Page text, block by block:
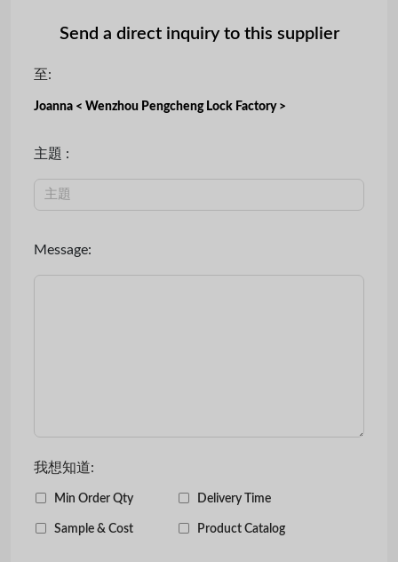
Send a direct inquiry to this supplier
至:
Joanna < Wenzhou Pengcheng Lock Factory >
主題 :
Message:
我想知道:
Min Order Qty Delivery Time
Sample & Cost Product Catalog